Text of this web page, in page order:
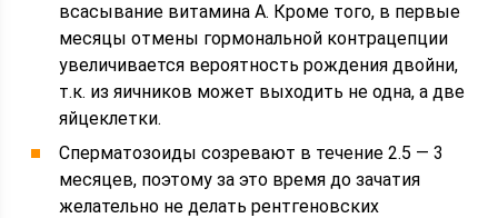
всасывание витамина А. Кроме того, в первые
месяцы отмены гормональной контрацепции
увеличивается вероятность рождения двойни,
т.к. из яичников может выходить не одна, а две
яйцеклетки.
Сперматозоиды созревают в течение 2.5 — 3
месяцев, поэтому за это время до зачатия
желательно не делать рентгеновских